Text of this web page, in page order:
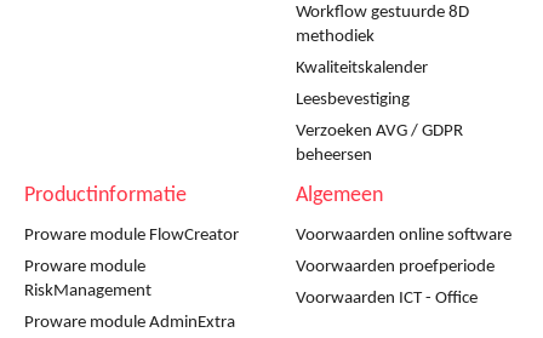
Workflow gestuurde 8D
methodiek
Kwaliteitskalender
Leesbevestiging
Verzoeken AVG / GDPR
beheersen
Productinformatie
Proware module FlowCreator
Proware module
RiskManagement
Proware module AdminExtra
Algemeen
Voorwaarden online software
Voorwaarden proefperiode
Voorwaarden ICT - Office